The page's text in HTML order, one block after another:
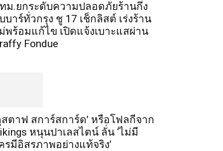
ม.ยกระดับความปลอดภัยร้านกึ่ง
บาร์ทั่วกรุง ชู 17 เช็กลิสต์ เร่งร้าน
พร้อมแก้ไข เปิดแจ้งเบาะแสผ่าน
Fondue
สตาฟ สการ์สการ์ด’ หรือโฟลกีจาก
หนุนปาเลสไตน์ ลั่น ‘ไม่มี
รมีอิสรภาพอย่างแท้จริง’